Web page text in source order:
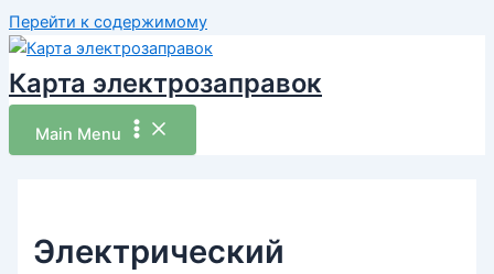
Перейти к содержимому
Карта электрозаправок
Main Menu
Электрический